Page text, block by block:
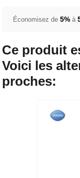
Économisez de5%à
Ce produit
Voici les
proches: